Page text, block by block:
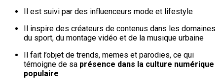
Il est suivi par des influenceurs mode et lifestyle
Il inspire des créateurs de contenus dans les domaines
du sport, du montage vidéo et de la musique urbaine
Il fait l’objet de trends, memes et parodies, ce qui
témoigne de sa présence dans la culture numérique
populaire